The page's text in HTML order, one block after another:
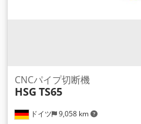
ドイツ 9,058 km
CNCパイプ切断機
HSG TS65